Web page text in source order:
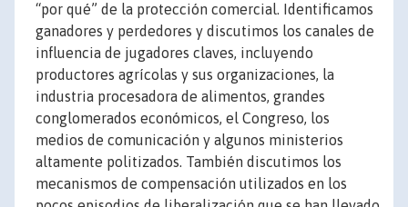
“por qué” de la protección comercial. Identificamos
ganadores y perdedores y discutimos los canales de
influencia de jugadores claves, incluyendo
productores agrícolas y sus organizaciones, la
industria procesadora de alimentos, grandes
conglomerados económicos, el Congreso, los
medios de comunicación y algunos ministerios
altamente politizados. También discutimos los
mecanismos de compensación utilizados en los